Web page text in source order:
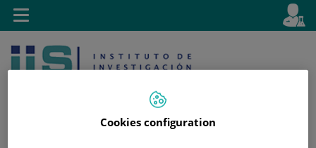
Saltar al contenido
activo
es
Toggle
navigation
Cookies configuration